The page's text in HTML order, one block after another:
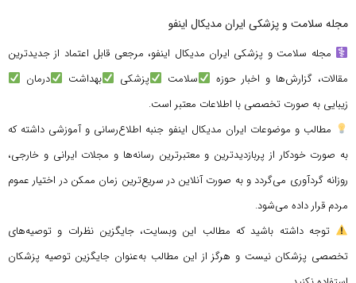
مجله سلامت و پزشکی ایران مدیکال اینفو
مجله سلامت و پزشکی ایران مدیکال اینفو، مرجعی قابل اعتماد از جدیدترین
مقالات، گزارش‌ها و اخبار حوزه
سلامت پزشکی بهداشت
درمان
زیبایی به صورت تخصصی با اطلاعات معتبر است.
مطالب و موضوعات ایران مدیکال اینفو جنبه اطلاع‌رسانی و آموزشی داشته که
به صورت خودکار از پربازدیدترین و معتبرترین رسانه‌ها و مجلات ایرانی و خارجی،
روزانه گردآوری می‌گردد و به صورت آنلاین در سریع‌ترین زمان ممکن در اختیار عموم
مردم قرار داده می‌شود.
توجه داشته باشید که مطالب این وبسایت، جایگزین نظرات و توصیه‌های
تخصصی پزشکان نیست و هرگز از این مطالب به‌عنوان جایگزین توصیه پزشکان